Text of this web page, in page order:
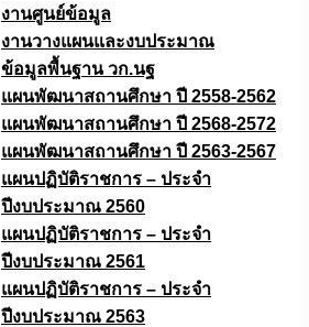
งานศูนย์ข้อมูล
งานวางแผนและงบประมาณ
ข้อมูลพื้นฐาน วก.นฐ
แผนพัฒนาสถานศึกษา ปี 2558-2562
แผนพัฒนาสถานศึกษา ปี 2568-2572
แผนพัฒนาสถานศึกษา ปี 2563-2567
แผนปฏิบัติราชการ – ประจำ
ปีงบประมาณ 2560
แผนปฏิบัติราชการ – ประจำ
ปีงบประมาณ 2561
แผนปฏิบัติราชการ – ประจำ
ปีงบประมาณ 2563